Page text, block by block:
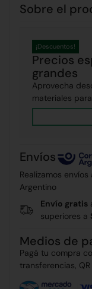
Sobre el
Precios
grandes
¡Descuentos!
Aprovecha
materiales
Envíos
Realizamos
Argentino
Envío gratis
superiores a
Medios de
Pagá tu compra
transferencias,